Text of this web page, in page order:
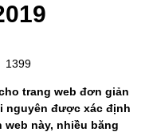
1399
trang web đơn giản
nguyên được xác định
này, nhiều băng